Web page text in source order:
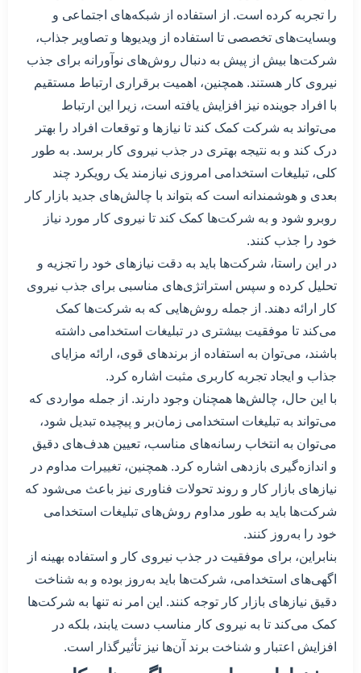
را تجربه کرده است. از استفاده از شبکه‌های اجتماعی و
وبسایت‌های تخصصی تا استفاده از ویدیوها و تصاویر جذاب،
شرکت‌ها بیش از پیش به دنبال روش‌های نوآورانه برای جذب
نیروی کار هستند. همچنین، اهمیت برقراری ارتباط مستقیم
با افراد جوینده نیز افزایش یافته است، زیرا این ارتباط
می‌تواند به شرکت کمک کند تا نیازها و توقعات افراد را بهتر
درک کند و به نتیجه بهتری در جذب نیروی کار برسد. به طور
کلی، تبلیغات استخدامی امروزی نیازمند یک رویکرد چند
بعدی و هوشمندانه است که بتواند با چالش‌های جدید بازار کار
روبرو شود و به شرکت‌ها کمک کند تا نیروی کار مورد نیاز
خود را جذب کنند.
در این راستا، شرکت‌ها باید به دقت نیازهای خود را تجزیه و
تحلیل کرده و سپس استراتژی‌های مناسبی برای جذب نیروی
کار ارائه دهند. از جمله روش‌هایی که به شرکت‌ها کمک
می‌کند تا موفقیت بیشتری در تبلیغات استخدامی داشته
باشند، می‌توان به استفاده از برندهای قوی، ارائه مزایای
جذاب و ایجاد تجربه کاربری مثبت اشاره کرد.
با این حال، چالش‌ها همچنان وجود دارند. از جمله مواردی که
می‌تواند به تبلیغات استخدامی زمان‌بر و پیچیده تبدیل شود،
می‌توان به انتخاب رسانه‌های مناسب، تعیین هدف‌های دقیق
و اندازه‌گیری بازدهی اشاره کرد. همچنین، تغییرات مداوم در
نیازهای بازار کار و روند تحولات فناوری نیز باعث می‌شود که
شرکت‌ها باید به طور مداوم روش‌های تبلیغات استخدامی
خود را به‌روز کنند.
بنابراین، برای موفقیت در جذب نیروی کار و استفاده بهینه از
اگهی‌های استخدامی، شرکت‌ها باید به‌روز بوده و به شناخت
دقیق نیازهای بازار کار توجه کنند. این امر نه تنها به شرکت‌ها
کمک می‌کند تا به نیروی کار مناسب دست یابند، بلکه در
افزایش اعتبار و شناخت برند آن‌ها نیز تأثیرگذار است.